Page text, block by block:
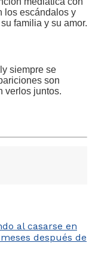
los escándalos y
familia y su amor.
siempre se
son
verlos juntos.